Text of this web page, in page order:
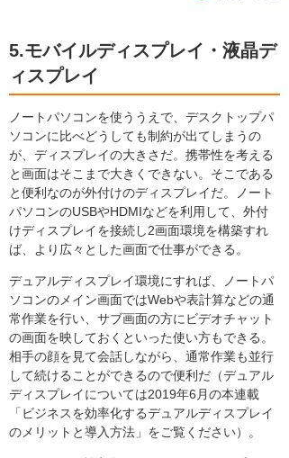
5.モバイルディスプレイ・液晶デ
ィスプレイ
ノートパソコンを使ううえで、デスクトップパ
ソコンに比べどうしても制約が出てしまうの
が、ディスプレイの大きさだ。携帯性を考える
と画面はそこまで大きくできない。そこである
と便利なのが外付けのディスプレイだ。ノート
パソコンのUSBやHDMIなどを利用して、外付
けディスプレイを接続し2画面環境を構築すれ
ば、より広々とした画面で仕事ができる。
デュアルディスプレイ環境にすれば、ノートパ
ソコンのメイン画面ではWebや表計算などの通
常作業を行い、サブ画面の方にビデオチャット
の画面を映しておくといった使い方もできる。
相手の顔を見て会話しながら、通常作業も並行
して続けることができるので便利だ（デュアル
ディスプレイについては2019年6月の本連載
「ビジネスを効率化するデュアルディスプレイ
のメリットと導入方法」をご覧ください）。